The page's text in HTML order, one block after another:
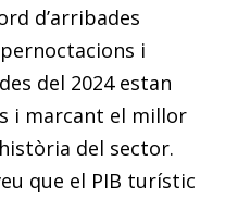
d’arribades
i
del 2024 estan
i marcant el millor
del sector.
que el PIB turístic